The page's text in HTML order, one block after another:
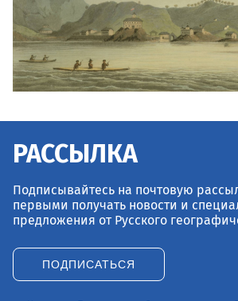
РАССЫЛКА
Подписывайтесь на почтовую
первыми получать новости и
предложения от Русского
ПОДПИСАТЬСЯ